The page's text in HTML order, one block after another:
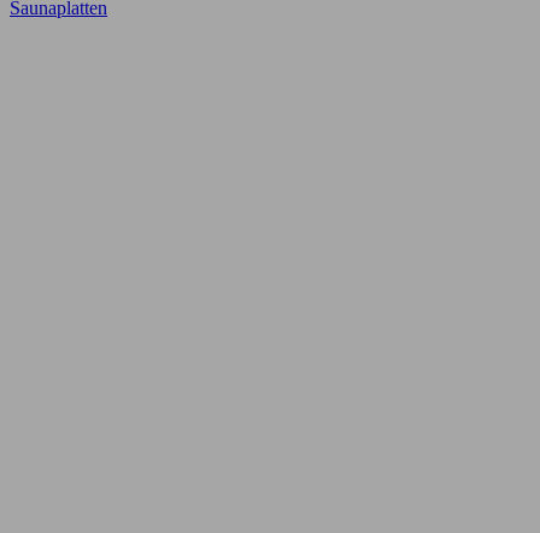
Saunaplatten